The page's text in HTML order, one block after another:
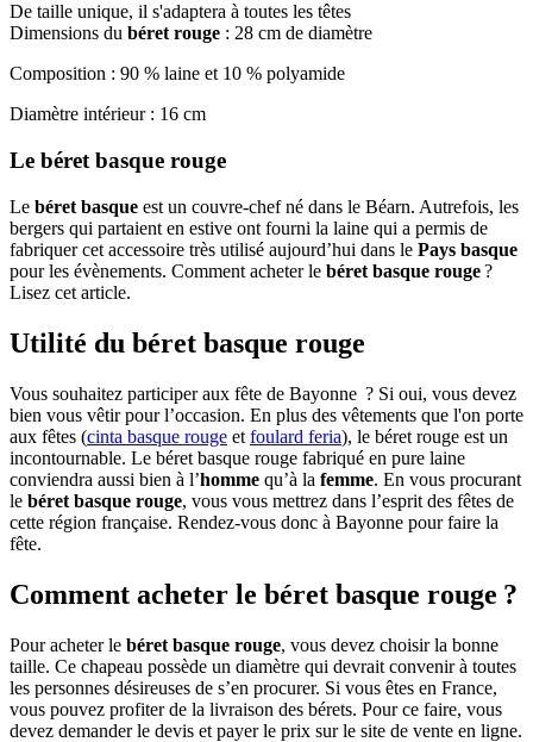
De taille unique, il s'adaptera à toutes les têtes
Dimensions du béret rouge : 28 cm de diamètre
Composition : 90 % laine et 10 % polyamide
Diamètre intérieur : 16 cm
Le béret basque rouge
Le béret basque est un couvre-chef né dans le Béarn. Autrefois, les
bergers qui partaient en estive ont fourni la laine qui a permis de
fabriquer cet accessoire très utilisé aujourd’hui dans le Pays basque
pour les évènements. Comment acheter le béret basque rouge?
Lisez cet article.
Utilité du béret basque rouge
Vous souhaitez participer aux fête de Bayonne ? Si oui, vous devez
bien vous vêtir pour l’occasion. En plus des vêtements que l'on porte
aux fêtes (cinta basque rouge et foulard feria), le béret rouge est un
incontournable. Le béret basque rouge fabriqué en pure laine
conviendra aussi bien à l’homme qu’à la femme. En vous procurant
le béret basque rouge, vous vous mettrez dans l’esprit des fêtes de
cette région française. Rendez-vous donc à Bayonne pour faire la
fête.
Comment acheter le béret basque rouge ?
Pour acheter le béret basque rouge, vous devez choisir la bonne
taille. Ce chapeau possède un diamètre qui devrait convenir à toutes
les personnes désireuses de s’en procurer. Si vous êtes en France,
vous pouvez profiter de la livraison des bérets. Pour ce faire, vous
devez demander le devis et payer le prix sur le site de vente en ligne.